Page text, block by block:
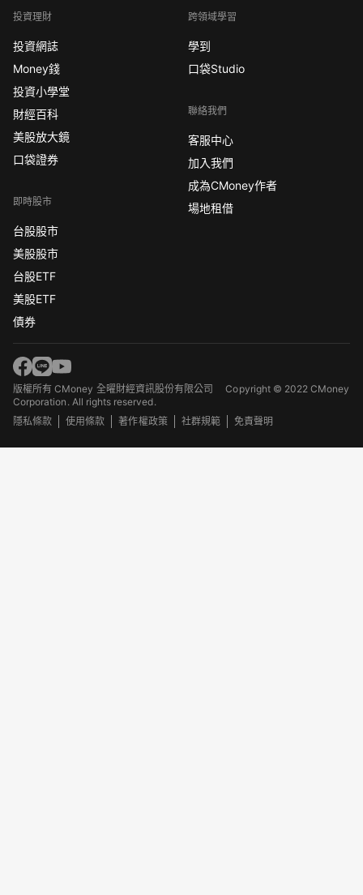
投資理財
投資網誌
Money錢
投資小學堂
財經百科
美股放大鏡
口袋證券
即時股市
台股股市
美股股市
台股ETF
美股ETF
債券
跨領域學習
學到
口袋Studio
聯絡我們
客服中心
加入我們
成為CMoney作者
場地租借
版權所有 CMoney 全曜財經資訊股份有限公司Copyright © 2022 CMoney
Corporation. All rights reserved.
隱私條款
使用條款 著作權政策 社群規範 免責聲明